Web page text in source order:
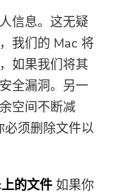
信息。这无疑
我们的 Mac 将
如果我们将其
全漏洞。另一
空间不断减
须删除文件以
的文件 如果你